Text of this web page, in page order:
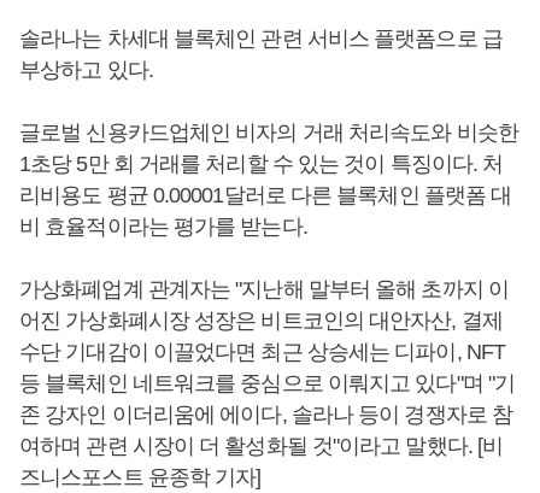
솔라나는 차세대 블록체인 관련 서비스 플랫폼으로 급
부상하고 있다.
글로벌 신용카드업체인 비자의 거래 처리속도와 비슷한
1초당 5만 회 거래를 처리할 수 있는 것이 특징이다. 처
리비용도 평균 0.00001달러로 다른 블록체인 플랫폼 대
비 효율적이라는 평가를 받는다.
가상화폐업계 관계자는 "지난해 말부터 올해 초까지 이
어진 가상화폐시장 성장은 비트코인의 대안자산, 결제
수단 기대감이 이끌었다면 최근 상승세는 디파이, NFT
등 블록체인 네트워크를 중심으로 이뤄지고 있다"며 "기
존 강자인 이더리움에 에이다, 솔라나 등이 경쟁자로 참
여하며 관련 시장이 더 활성화될 것"이라고 말했다. [비
즈니스포스트 윤종학 기자]